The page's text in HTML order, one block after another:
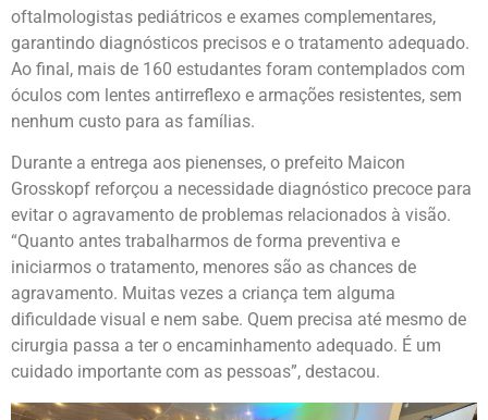
oftalmologistas pediátricos e exames complementares,
garantindo diagnósticos precisos e o tratamento adequado.
Ao final, mais de 160 estudantes foram contemplados com
óculos com lentes antirreflexo e armações resistentes, sem
nenhum custo para as famílias.
Durante a entrega aos pienenses, o prefeito Maicon
Grosskopf reforçou a necessidade diagnóstico precoce para
evitar o agravamento de problemas relacionados à visão.
“Quanto antes trabalharmos de forma preventiva e
iniciarmos o tratamento, menores são as chances de
agravamento. Muitas vezes a criança tem alguma
dificuldade visual e nem sabe. Quem precisa até mesmo de
cirurgia passa a ter o encaminhamento adequado. É um
cuidado importante com as pessoas”, destacou.